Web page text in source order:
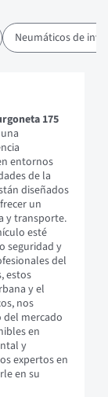
Neumáticos de
175
entornos
de la
diseñados
un
y transporte.
esté
seguridad y
del
estos
y el
nos
mercado
en
y
expertos en
en su